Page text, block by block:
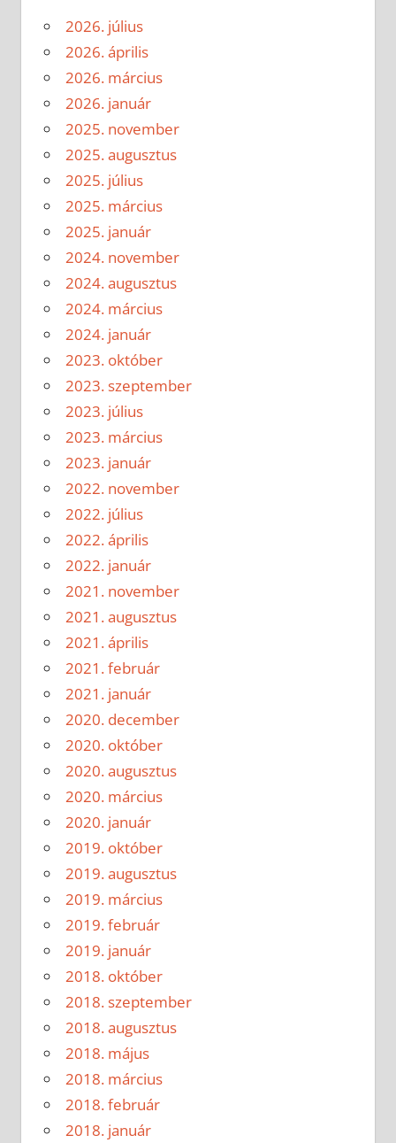
2026. július
2026. április
2026. március
2026. január
2025. november
2025. augusztus
2025. július
2025. március
2025. január
2024. november
2024. augusztus
2024. március
2024. január
2023. október
2023. szeptember
2023. július
2023. március
2023. január
2022. november
2022. július
2022. április
2022. január
2021. november
2021. augusztus
2021. április
2021. február
2021. január
2020. december
2020. október
2020. augusztus
2020. március
2020. január
2019. október
2019. augusztus
2019. március
2019. február
2019. január
2018. október
2018. szeptember
2018. augusztus
2018. május
2018. március
2018. február
2018. január